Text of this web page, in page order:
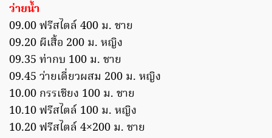
ว่ายน้ำ
09.00 ฟรีสไตล์ 400 ม. ชาย
09.20 ผีเสื้อ 200 ม. หญิง
09.35 ท่ากบ 100 ม. ชาย
09.45 ว่ายเดี่ยวผสม 200 ม. หญิง
10.00 กรรเชียง 100 ม. ชาย
10.10 ฟรีสไตล์ 100 ม. หญิง
10.20 ฟรีสไตล์ 4×200 ม. ชาย